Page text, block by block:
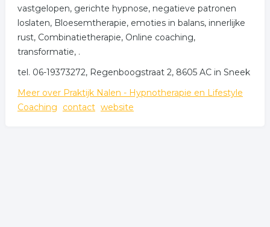
vastgelopen, gerichte hypnose, negatieve patronen
loslaten, Bloesemtherapie, emoties in balans, innerlijke
rust, Combinatietherapie, Online coaching,
transformatie, .
tel. 06-19373272, Regenboogstraat 2, 8605 AC in Sneek
Meer over Praktijk Nalen - Hypnotherapie en Lifestyle
Coaching
contact website